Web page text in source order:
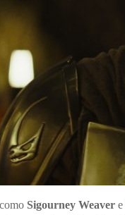
Sigourney Weaver e